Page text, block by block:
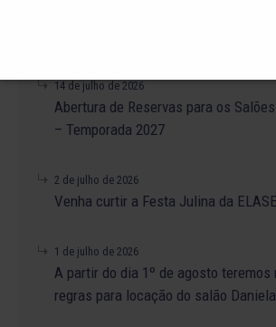
14 de julho de 2026
Abertura de Reservas para os
– Temporada 2027
2 de julho de 2026
Venha curtir a Festa Julina da ELASE.
1 de julho de 2026
A partir do dia 1º de agosto teremos
regras para locação do salão Daniela.